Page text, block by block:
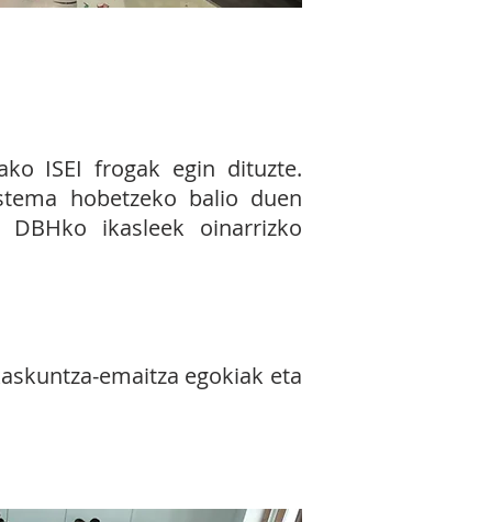
ISEI frogak egin dituzte.
hobetzeko balio duen
ikasleek oinarrizko
egokiak eta